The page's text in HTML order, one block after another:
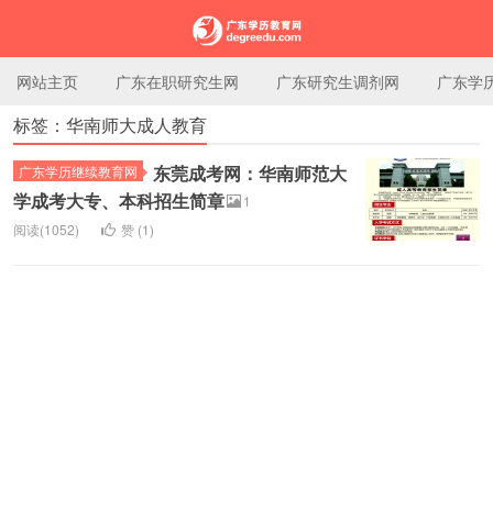
广东学历教育网
网站主页 广东在职研究生网 广东研究生调剂网 广东学
标签：华南师大成人教育
广东学历继续教育网
东莞成考网：华南师范大
学成考大专、本科招生简章
1
阅读(1052)
赞 (1)